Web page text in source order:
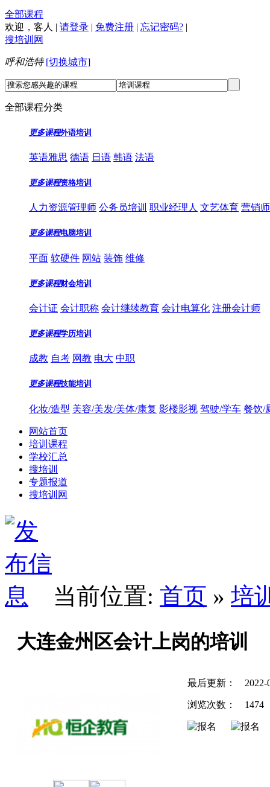
全部课程
欢迎， 客人 | 请登录 | 免费注册 | 忘记密码? |
搜培训网
呼和浩特 [切换城市]
全部课程分类
更多课程外语培训
英语雅思 德语 日语 韩语 法语
更多课程资格培训
人力资源管理师 公务员培训 职业经理人 文艺体育 营销
更多课程电脑培训
平面 软硬件 网站 装饰 维修
更多课程财会培训
会计证 会计职称 会计继续教育 会计电算化 注册会计师
更多课程学历培训
成教 自考 网教 电大 中职
更多课程技能培训
化妆/造型 美容/美发/美体/康复 影楼影视 驾驶/学车 餐饮/
网站首页
培训课程
学校汇总
搜培训
专题报道
搜培训网
当前位置: 首页 » 培
大连金州区会计上岗的培训
最后更新： 2022-
浏览次数： 1474